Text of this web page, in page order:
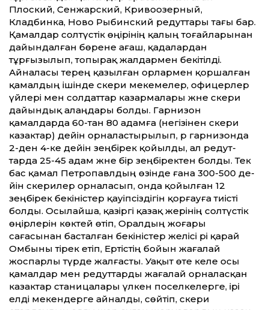
Плоский, Сенжарский, Кривоозерный,
Кладбинка, Ново Рыбинский редут­тары тағы бар.
Қамалдар солтүстік өңірінің қалың тоғайларынан
дайындалған бөрене ағаш, қадалардан
тұрғызылып, топырақ жалдармен бекітілді.
Айналасы терең қазылған орлармен қоршалған
қамалдың ішінде әскери мекемелер, офицерлер
үйлері мен солдат­тар казармалары және әскери
дайындық алаңдары болды. Гарнизон
қамалдарда 60-тан 80 адамға (негізінен әскери
казактар) де­йін орналастырылып, әр гарнизонда
2-ден 4-ке де­йін зеңбірек қойылды, ал редут­
тарда 25-45 адам және бір зеңбіректен болды. Тек
бас қамал Петропавлдың өзінде ғана 300-500 де­
йін әскерилер орналасып, онда қойылған 12
зеңбірек бекіністер қауіпсіздігін қорғауға тиісті
болды. Осылайша, қазіргі қазақ жерінің солтүстік
өңірлерін көктей өтіп, Оралдың жоғары
сағасынан басталған бекіністер желісі әрі қарай
Омбыны тірек етіп, Ертістің бойын жағалай
жоспарлы түрде жалғасты. Уақыт өте келе осы
қамалдар мен редут­тарды жағалай орналасқан
казактар станицалары үлкен поселкелерге, ірі
елді мекендерге айналды, сөйтіп, әскери